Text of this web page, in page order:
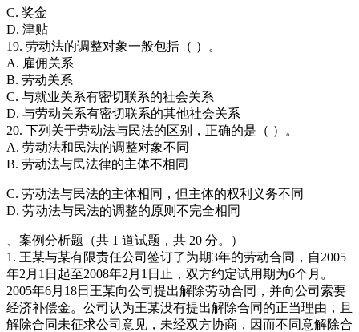
C. 奖金
D. 津贴
19. 劳动法的调整对象一般包括（ ）。
A. 雇佣关系
B. 劳动关系
C. 与就业关系有密切联系的社会关系
D. 与劳动关系有密切联系的其他社会关系
20. 下列关于劳动法与民法的区别，正确的是（ ）。
A. 劳动法和民法的调整对象不同
B. 劳动法与民法律的主体不相同
C. 劳动法与民法的主体相同，但主体的权利义务不同
D. 劳动法与民法的调整的原则不完全相同
、案例分析题（共 1 道试题，共 20 分。）
1. 王某与某有限责任公司签订了为期3年的劳动合同，自2005
年2月1日起至2008年2月1日止，双方约定试用期为6个月。
2005年6月18日王某向公司提出解除劳动合同，并向公司索要
经济补偿金。公司认为王某没有提出解除合同的正当理由，且
解除合同未征求公司意见，未经双方协商，因而不同意解除合